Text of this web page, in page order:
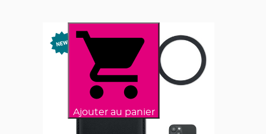
Ajouter au panier